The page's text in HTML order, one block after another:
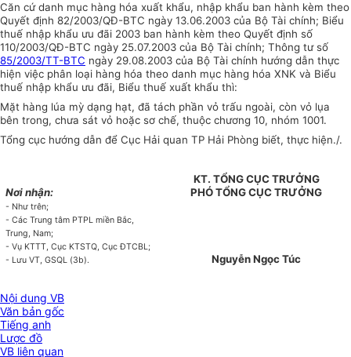
Căn cứ danh mục hàng hóa xuất khẩu, nhập khẩu ban hành kèm theo
Quyết định 82/2003/QĐ-BTC ngày 13.06.2003 của Bộ Tài chính; Biểu
thuế nhập khẩu ưu đãi 2003 ban hành kèm theo Quyết định số
110/2003/QĐ-BTC ngày 25.07.2003 của Bộ Tài chính; Thông tư số
85/2003/TT-BTC ngày 29.08.2003 của Bộ Tài chính hướng dẫn thực
hiện việc phân loại hàng hóa theo danh mục hàng hóa XNK và Biểu
thuế nhập khẩu ưu đãi, Biểu thuế xuất khẩu thì:
Mặt hàng lúa mỳ dạng hạt, đã tách phần vỏ trấu ngoài, còn vỏ lụa
bên trong, chưa sát vỏ hoặc sơ chế, thuộc chương 10, nhóm 1001.
Tổng cục hướng dẫn để Cục Hải quan TP Hải Phòng biết, thực hiện./.
Nơi nhận:
- Như trên;
- Các Trung tâm PTPL miền Bắc,
Trung, Nam;
- Vụ KTTT, Cục KTSTQ, Cục ĐTCBL;
- Lưu VT, GSQL (3b).
KT. TỔNG CỤC TRƯỞNG
PHÓ TỔNG CỤC TRƯỞNG
Nguyễn Ngọc Túc
Nội dung VB
Văn bản gốc
Tiếng anh
Lược đồ
VB liên quan